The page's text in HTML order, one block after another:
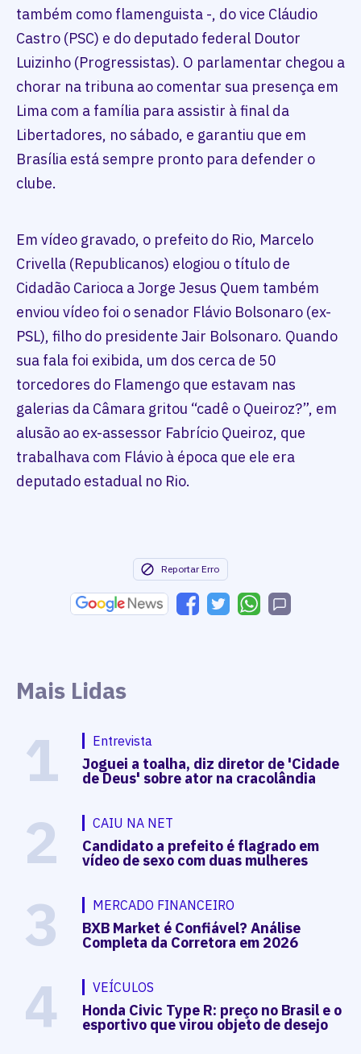
também como flamenguista -, do vice Cláudio
Castro (PSC) e do deputado federal Doutor
Luizinho (Progressistas). O parlamentar chegou a
chorar na tribuna ao comentar sua presença em
Lima com a família para assistir à final da
Libertadores, no sábado, e garantiu que em
Brasília está sempre pronto para defender o
clube.
Em vídeo gravado, o prefeito do Rio, Marcelo
Crivella (Republicanos) elogiou o título de
Cidadão Carioca a Jorge Jesus Quem também
enviou vídeo foi o senador Flávio Bolsonaro (ex-
PSL), filho do presidente Jair Bolsonaro. Quando
sua fala foi exibida, um dos cerca de 50
torcedores do Flamengo que estavam nas
galerias da Câmara gritou “cadê o Queiroz?”, em
alusão ao ex-assessor Fabrício Queiroz, que
trabalhava com Flávio à época que ele era
deputado estadual no Rio.
Reportar Erro
Mais Lidas
1 Entrevista
Joguei a toalha, diz diretor de 'Cidade
de Deus' sobre ator na cracolândia
2 CAIU NA NET
Candidato a prefeito é flagrado em
vídeo de sexo com duas mulheres
3 MERCADO FINANCEIRO
BXB Market é Confiável? Análise
Completa da Corretora em 2026
4 VEÍCULOS
Honda Civic Type R: preço no Brasil e o
esportivo que virou objeto de desejo